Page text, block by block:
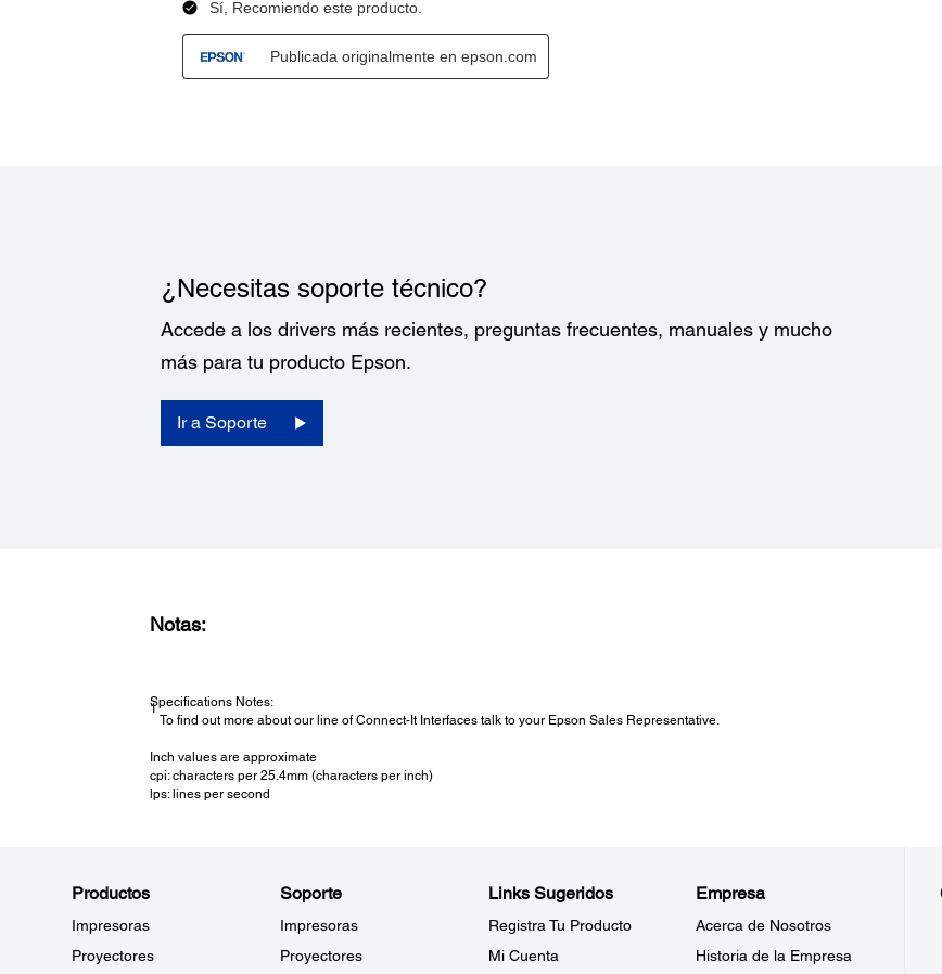
¿Necesitas soporte técnico?
Accede a los drivers más recientes, preguntas frecuentes, manuales y mucho
más para tu producto Epson.
Ir a Soporte
Notas:
Specifications Notes:
1
To find out more about our line of Connect-It Interfaces talk to your Epson Sales Representative.
Inch values are approximate
cpi: characters per 25.4mm (characters per inch)
lps: lines per second
Productos
Impresoras
Proyectores
Soporte
Impresoras
Proyectores
Links Sugeridos
Registra Tu Producto
Mi Cuenta
Empresa
Acerca de Nosotros
Historia de la Empresa